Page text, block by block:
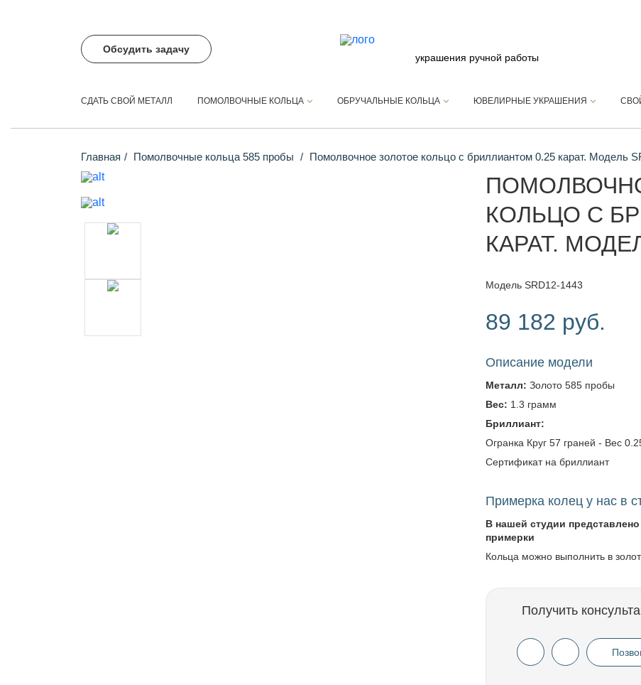
Обсудить задачу
украшения ручной работы
СДАТЬ СВОЙ МЕТАЛЛ ПОМОЛВОЧНЫЕ КОЛЬЦА ОБРУЧАЛЬНЫЕ КОЛЬЦА ЮВЕЛИРНЫЕ УКРАШЕНИЯ
Главная Помолвочные кольца 585 пробы Помолвочное золотое кольцо с бриллиантом 0.25 карат. Модель
КОЛЬЦО С
КАРАТ.
Модель SRD12-1443
89 182 руб.
Описание модели
Металл: Золото 585 пробы
Вес: 1.3 грамм
Бриллиант:
Огранка Круг 57 граней - Вес
Сертификат на бриллиант
Примерка колец у нас в
В нашей студии
примерки
Кольца можно выполнить в
Получить